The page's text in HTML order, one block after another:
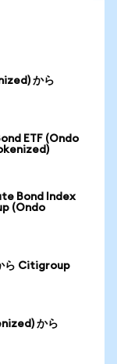
から
ETF (Ondo
Bond Index
(Ondo
ら Citigroup
から